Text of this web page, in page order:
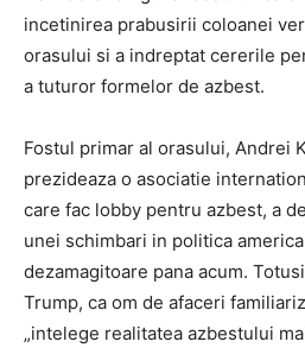
incetinirea prabusirii coloanei
orasului si a indreptat cererile
a tuturor formelor de azbest.
Fostul primar al orasului, Andrei
prezideaza o asociatie
care fac lobby pentru azbest, a
unei schimbari in politica
dezamagitoare pana acum.
Trump, ca om de afaceri
„intelege realitatea azbestului